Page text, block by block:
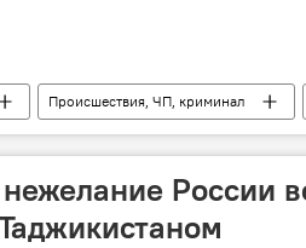
Происшествия, ЧП, криминал
России